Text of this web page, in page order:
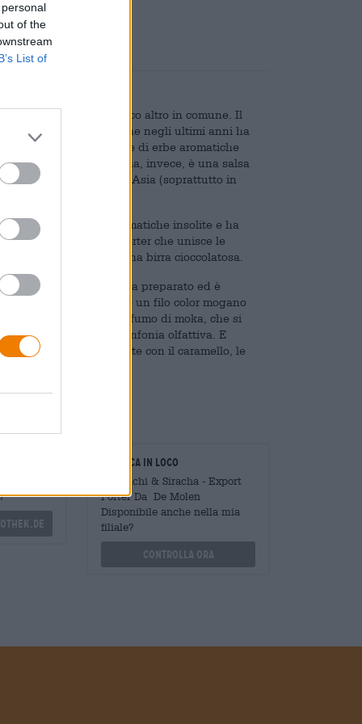
of the
List of
simili, ma hanno poco altro in comune. Il
volta in Giappone e che negli ultimi anni ha
combina note di erbe aromatiche
e piccanti. La Sriracha, invece, è una salsa
e viene utilizzata in Asia (soprattutto in
di componenti aromatiche insolite e ha
Sriracha è un’export porter che unisce le
al peperoncino con una birra cioccolatosa.
dell’espresso appena preparato ed è
Il caffè corre come un filo color mogano
un meraviglioso profumo di moka, che si
per creare una sinfonia olfattiva. E
meravigliosamente con il caramello, le
Verifica in loco
È Sorachi & Siracha - Export
Porter Da De Molen
Disponibile anche nella mia
filiale?
Controlla ora